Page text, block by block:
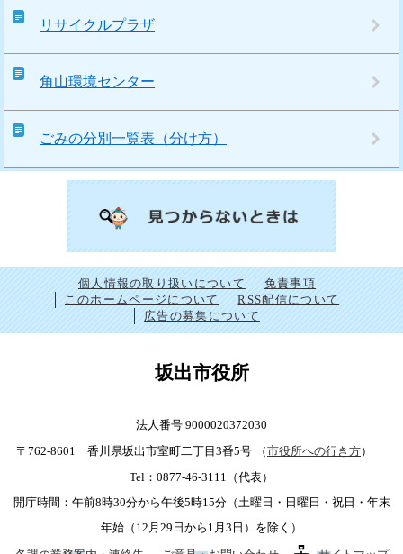
リサイクルプラザ
角山環境センター
ごみの分別一覧表（分け方）
個人情報の取り扱いについて
免責事項
このホームページについて
RSS配信について
広告の募集について
坂出市役所
法人番号 9000020372030
〒762-8601 香川県坂出市室町二丁目3番5号
（市役所への行き方）
Tel：0877-46-3111（代表）
開庁時間：午前8時30分から午後5時15分（土曜日・日曜日・祝日・年末
年始（12月29日から1月3日）を除く）